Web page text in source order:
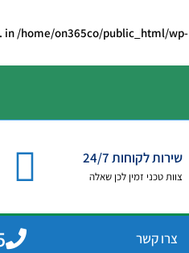
/home/on365co/public_html/wp-
שירות לקוחות 24/7
צוות טכני זמין לכן שאלה
צרו קשר